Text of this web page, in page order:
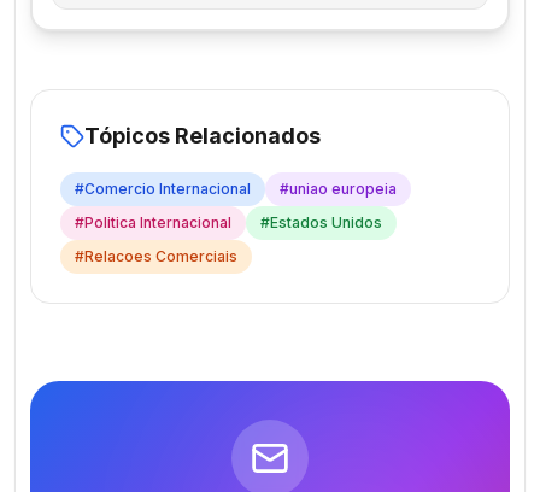
Tópicos Relacionados
#Comercio Internacional #uniao europeia
#Politica Internacional #Estados Unidos
#Relacoes Comerciais